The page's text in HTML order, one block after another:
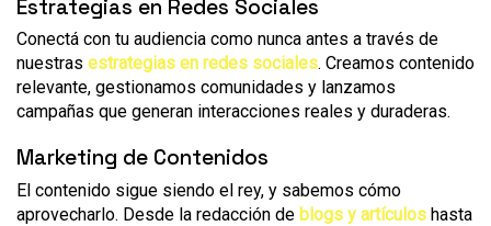
Estrategias en Redes Sociales
Conectá con tu audiencia como nunca antes a través de
nuestras estrategias en redes sociales. Creamos contenido
relevante, gestionamos comunidades y lanzamos
campañas que generan interacciones reales y duraderas.
Marketing de Contenidos
El contenido sigue siendo el rey, y sabemos cómo
aprovecharlo. Desde la redacción de blogs y artículos hasta